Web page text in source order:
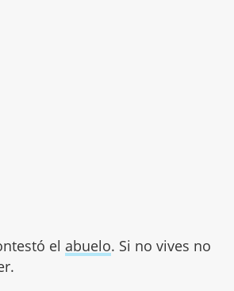
el abuelo. Si no vives no